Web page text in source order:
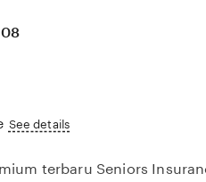
See details
terbaru Seniors